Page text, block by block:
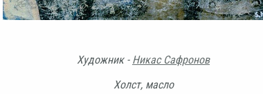
Художник - Никас Сафронов
Холст, масло